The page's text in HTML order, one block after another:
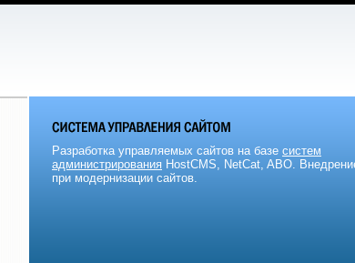
Разработка управляемых сайтов на базе систем
администрирования HostCMS, NetCat, ABO.
при модернизации сайтов.